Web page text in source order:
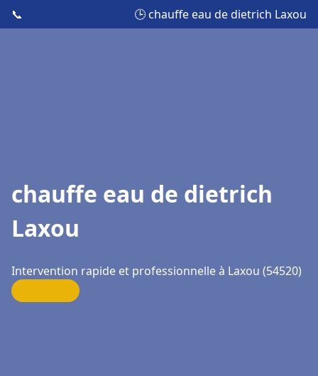
📞 🕒 chauffe eau de dietrich Laxou
chauffe eau de dietrich
Laxou
Intervention rapide et professionnelle à Laxou (54520)